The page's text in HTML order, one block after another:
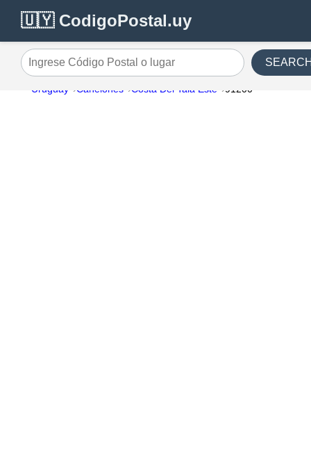
🇺🇾 CodigoPostal.uy
Ingrese Código Postal o lugar
Uruguay Canelones Costa Del Tala Este 91200